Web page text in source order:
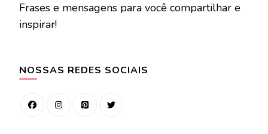
Frases e mensagens para você compartilhar e
inspirar!
NOSSAS REDES SOCIAIS